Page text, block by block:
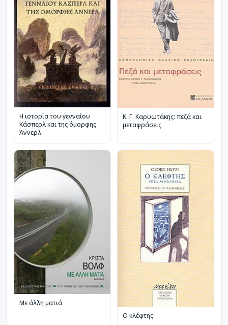
Η ιστορία του γενναίου
Κάσπερλ και της όμορφης
Άννερλ
Κ. Γ. Καρυωτάκης: πεζά και
μεταφράσεις
Με άλλη ματιά
Ο κλέφτης